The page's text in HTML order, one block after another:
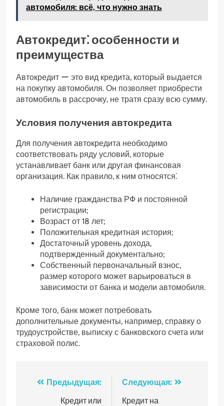
автомобиля: всё, что нужно знать
Автокредит⁚ особенности и
преимущества
Автокредит ー это вид кредита, который выдается
на покупку автомобиля. Он позволяет приобрести
автомобиль в рассрочку, не тратя сразу всю сумму.
Условия получения автокредита
Для получения автокредита необходимо
соответствовать ряду условий, которые
устанавливает банк или другая финансовая
организация. Как правило, к ним относятся⁚
Наличие гражданства РФ и постоянной
регистрации;
Возраст от 18 лет;
Положительная кредитная история;
Достаточный уровень дохода,
подтвержденный документально;
Собственный первоначальный взнос,
размер которого может варьироваться в
зависимости от банка и модели автомобиля.
Кроме того, банк может потребовать
дополнительные документы, например, справку о
трудоустройстве, выписку с банковского счета или
страховой полис.
Навигация
Предыдущая:
Кредит или
Следующая:
Кредит на